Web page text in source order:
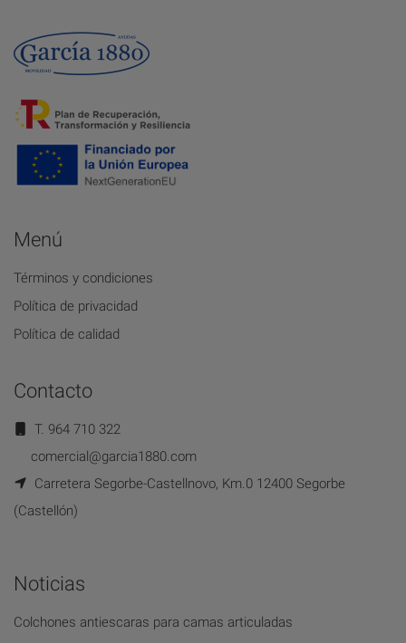
Menú
Términos y condiciones
Política de privacidad
Política de calidad
Contacto
T. 964 710 322
comercial@garcia1880.com
Carretera Segorbe-Castellnovo, Km.0 12400 Segorbe
(Castellón)
Noticias
Colchones antiescaras para camas articuladas